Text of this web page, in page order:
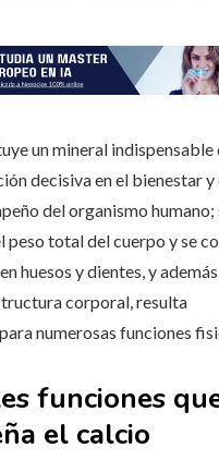
un mineral indispensable
decisiva en el bienestar y
del organismo humano;
peso total del cuerpo y se
huesos y dientes, y
corporal, resulta
numerosas funciones
funciones
el calcio